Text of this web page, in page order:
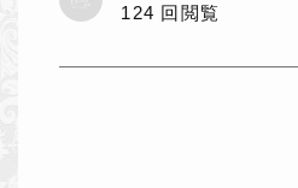
124 回閲覧